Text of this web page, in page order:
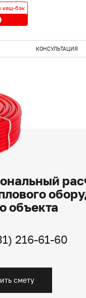
кеш-бэк
КОНСУЛЬТАЦИЯ
объекта
216-61-60
смету